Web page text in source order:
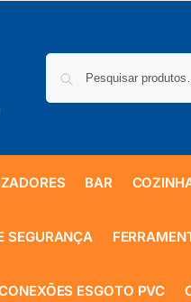
BAR
SEGURANÇA
ESGOTO PVC